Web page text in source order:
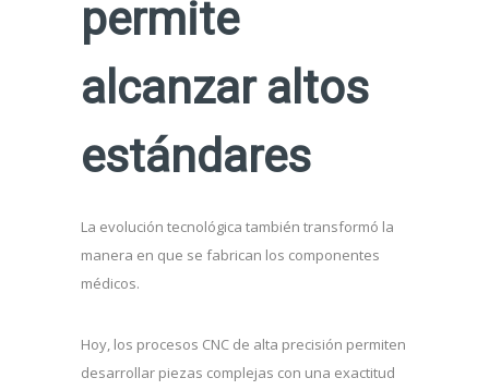
permite
alcanzar altos
estándares
La evolución tecnológica también transformó la
manera en que se fabrican los componentes
médicos.
Hoy, los procesos CNC de alta precisión permiten
desarrollar piezas complejas con una exactitud